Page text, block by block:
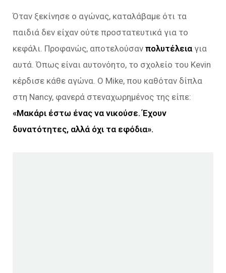
Όταν ξεκίνησε ο αγώνας, καταλάβαμε ότι τα
παιδιά δεν είχαν ούτε προστατευτικά για το
κεφάλι. Προφανώς, αποτελούσαν πολυτέλεια για
αυτά. Όπως είναι αυτονόητο, το σχολείο του Kevin
κέρδισε κάθε αγώνα. Ο Mike, που καθόταν δίπλα
στη Nancy, φανερά στεναχωρημένος της είπε:
«Μακάρι έστω ένας να νικούσε. Έχουν
δυνατότητες, αλλά όχι τα εφόδια».